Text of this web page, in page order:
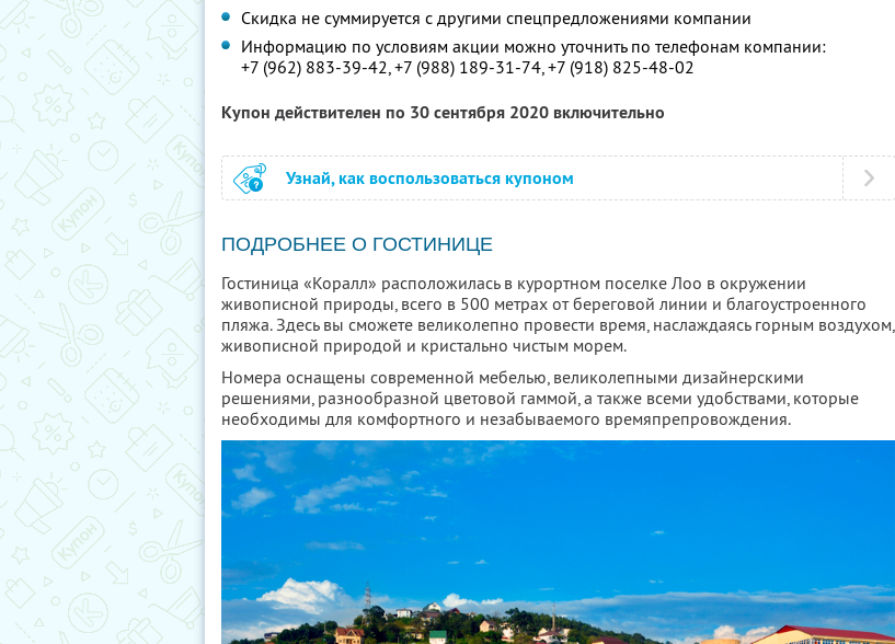
Скидка не суммируется с другими спецпредложениями компании
Информацию по условиям акции можно уточнить по телефонам компании:
+7 (962) 883-39-42, +7 (988) 189-31-74, +7 (918) 825-48-02
Купон действителен по 30 сентября 2020 включительно
Узнай, как воспользоваться купоном
ПОДРОБНЕЕ О ГОСТИНИЦЕ
Гостиница «Коралл» расположилась в курортном поселке Лоо в окружении
живописной природы, всего в 500 метрах от береговой линии и благоустроенного
пляжа. Здесь вы сможете великолепно провести время, наслаждаясь горным воздухом,
живописной природой и кристально чистым морем.
Номера оснащены современной мебелью, великолепными дизайнерскими
решениями, разнообразной цветовой гаммой, а также всеми удобствами, которые
необходимы для комфортного и незабываемого времяпрепровождения.